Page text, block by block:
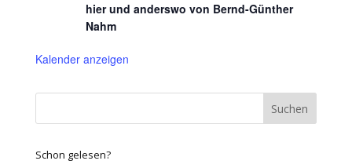
hier und anderswo von Bernd-Günther
Nahm
Kalender anzeigen
Schon gelesen?